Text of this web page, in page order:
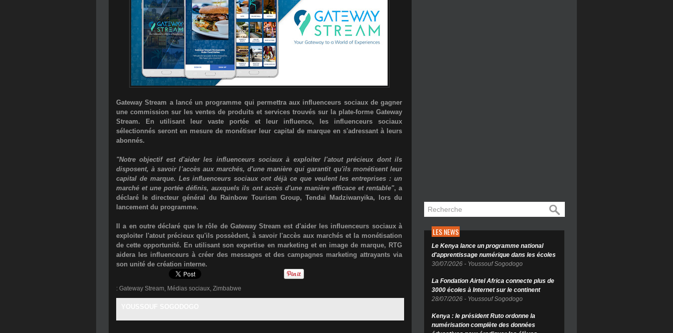
Gateway Stream a lancé un programme qui permettra aux influenceurs sociaux de gagner
une commission sur les ventes de produits et services trouvés sur la plate-forme Gateway
Stream. En utilisant leur vaste portée et leur influence, les influenceurs sociaux
sélectionnés seront en mesure de monétiser leur capital de marque en s'adressant à leurs
abonnés.
"Notre objectif est d'aider les influenceurs sociaux à exploiter l'atout précieux dont ils
disposent, à savoir l'accès aux marchés, d'une manière qui garantit qu'ils monétisent leur
capital de marque. Les influenceurs sociaux ont déjà ce que veulent les entreprises : un
marché et une portée définis, auxquels ils ont accès d'une manière efficace et rentable", a
déclaré le directeur général du Rainbow Tourism Group, Tendai Madziwanyika, lors du
lancement du programme.
Il a en outre déclaré que le rôle de Gateway Stream est d'aider les influenceurs sociaux à
exploiter l'atout précieux qu'ils possèdent, à savoir l'accès aux marchés et la monétisation
de cette opportunité. En utilisant son expertise en marketing et en image de marque, RTG
aidera les influenceurs à créer des messages et des campagnes marketing attrayants via
son unité de création interne.
: Gateway Stream, Médias sociaux, Zimbabwe
LES NEWS
Le Kenya lance un programme national
d'apprentissage numérique dans les écoles
30/07/2026 - Youssouf Sogodogo
La Fondation Airtel Africa connecte plus de
3000 écoles à Internet sur le continent
28/07/2026 - Youssouf Sogodogo
Kenya : le président Ruto ordonne la
numérisation complète des données